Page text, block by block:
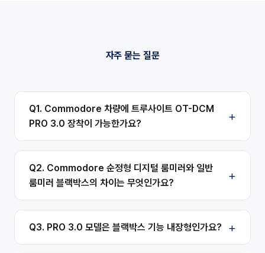
자주 묻는 질문
Q1. Commodore 차량에 트루사이트 OT-DCM
PRO 3.0 장착이 가능한가요?
Q2. Commodore 순정형 디지털 룸미러와 일반
룸미러 블랙박스의 차이는 무엇인가요?
Q3. PRO 3.0 모델은 블랙박스 기능 내장형인가요?